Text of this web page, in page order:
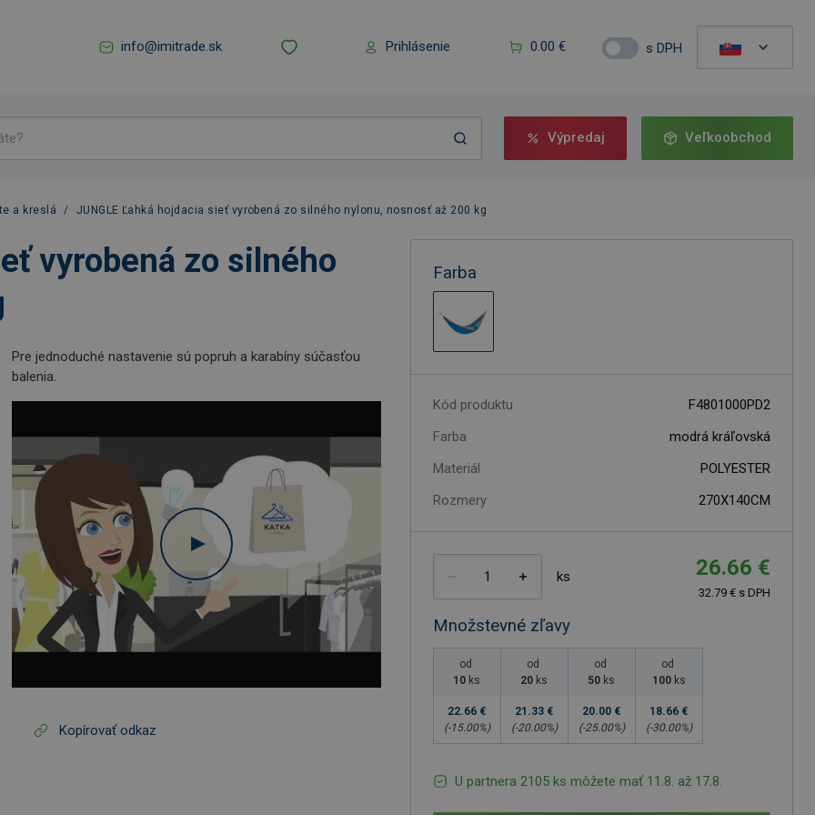
info@imitrade.sk Prihlásenie 0.00 € s DPH
Výpredaj Veľkoobchod
a kreslá / JUNGLE Ľahká hojdacia sieť vyrobená zo silného nylonu, nosnosť až 200 kg
vyrobená zo silného
Pre jednoduché nastavenie sú popruh a karabíny súčasťou
balenia.
Kopírovať odkaz
Farba
Kód produktu
F4801000PD2
Farba
modrá kráľovská
Materiál
POLYESTER
Rozmery
270X140CM
ks 26.66 €
32.79 € s DPH
Množstevné zľavy
od
10 ks
22.66 €
(-15.00%)
od
20 ks
21.33 €
(-20.00%)
od
50 ks
20.00 €
(-25.00%)
od
100 ks
18.66 €
(-30.00%)
U partnera 2105 ks môžete mať 11.8. až 17.8.